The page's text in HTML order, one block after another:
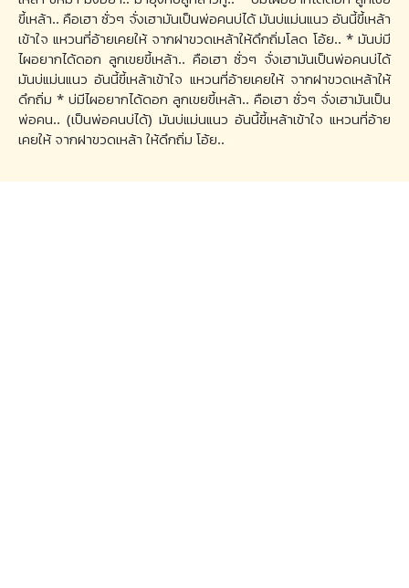
ขี้เหล้า.. คือเฮา ซั่วๆ จั่งเฮามันเป็นพ่อคนบ่ได้ มันบ่แม่นแนว อันนี้ขี้เหล้า
เข้าใจ แหวนที่อ้ายเคยให้ จากฝาขวดเหล้าให้ดึกถิ่มโลด โอ้ย.. * มันบ่มี
ไผอยากได้ดอก ลูกเขยขี้เหล้า.. คือเฮา ซั่วๆ จั่งเฮามันเป็นพ่อคนบ่ได้
มันบ่แม่นแนว อันนี้ขี้เหล้าเข้าใจ แหวนที่อ้ายเคยให้ จากฝาขวดเหล้าให้
ดึกถิ่ม * บ่มีไผอยากได้ดอก ลูกเขยขี้เหล้า.. คือเฮา ซั่วๆ จั่งเฮามันเป็น
พ่อคน.. (เป็นพ่อคนบ่ได้) มันบ่แม่นแนว อันนี้ขี้เหล้าเข้าใจ แหวนที่อ้าย
เคยให้ จากฝาขวดเหล้า ให้ดึกถิ่ม โอ้ย..